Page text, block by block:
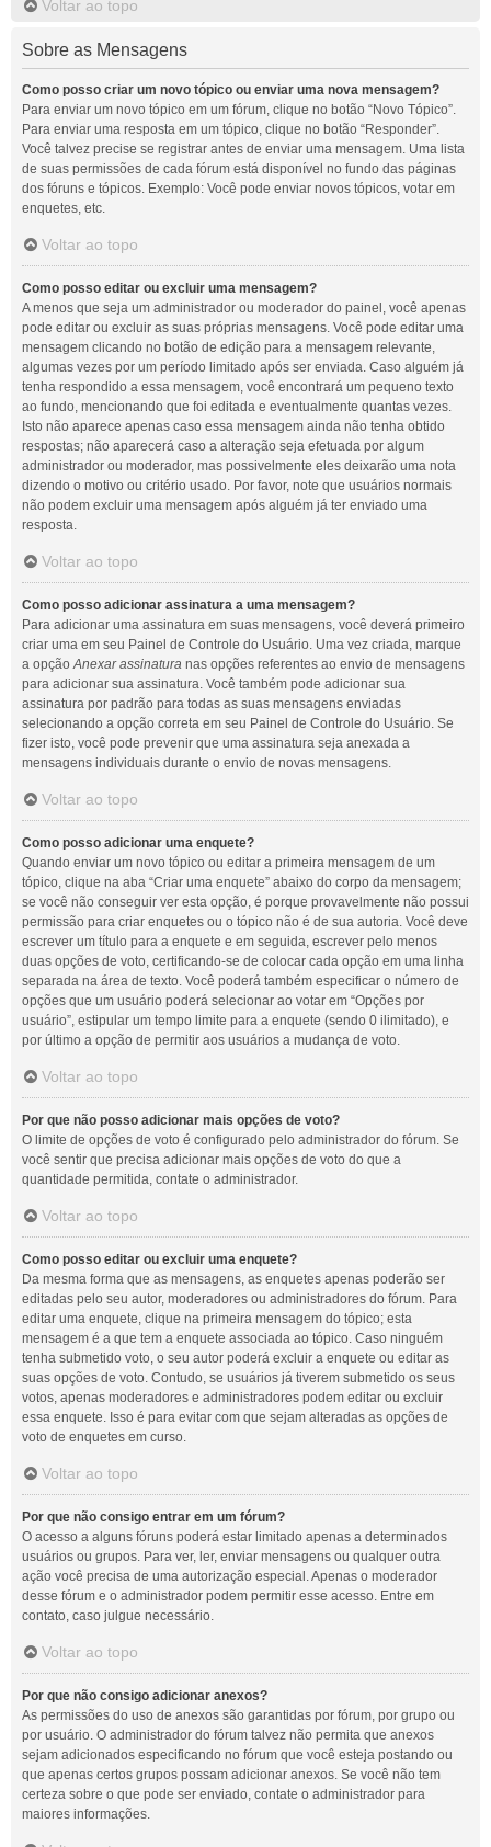
Voltar ao topo
Sobre as Mensagens
Como posso criar um novo tópico ou enviar uma nova mensagem?
Para enviar um novo tópico em um fórum, clique no botão “Novo Tópico”.
Para enviar uma resposta em um tópico, clique no botão “Responder”.
Você talvez precise se registrar antes de enviar uma mensagem. Uma lista
de suas permissões de cada fórum está disponível no fundo das páginas
dos fóruns e tópicos. Exemplo: Você pode enviar novos tópicos, votar em
enquetes, etc.
Voltar ao topo
Como posso editar ou excluir uma mensagem?
A menos que seja um administrador ou moderador do painel, você apenas
pode editar ou excluir as suas próprias mensagens. Você pode editar uma
mensagem clicando no botão de edição para a mensagem relevante,
algumas vezes por um período limitado após ser enviada. Caso alguém já
tenha respondido a essa mensagem, você encontrará um pequeno texto
ao fundo, mencionando que foi editada e eventualmente quantas vezes.
Isto não aparece apenas caso essa mensagem ainda não tenha obtido
respostas; não aparecerá caso a alteração seja efetuada por algum
administrador ou moderador, mas possivelmente eles deixarão uma nota
dizendo o motivo ou critério usado. Por favor, note que usuários normais
não podem excluir uma mensagem após alguém já ter enviado uma
resposta.
Voltar ao topo
Como posso adicionar assinatura a uma mensagem?
Para adicionar uma assinatura em suas mensagens, você deverá primeiro
criar uma em seu Painel de Controle do Usuário. Uma vez criada, marque
a opçãoAnexar assinatura nas opções referentes ao envio de mensagens
para adicionar sua assinatura. Você também pode adicionar sua
assinatura por padrão para todas as suas mensagens enviadas
selecionando a opção correta em seu Painel de Controle do Usuário. Se
fizer isto, você pode prevenir que uma assinatura seja anexada a
mensagens individuais durante o envio de novas mensagens.
Voltar ao topo
Como posso adicionar uma enquete?
Quando enviar um novo tópico ou editar a primeira mensagem de um
tópico, clique na aba “Criar uma enquete” abaixo do corpo da mensagem;
se você não conseguir ver esta opção, é porque provavelmente não possui
permissão para criar enquetes ou o tópico não é de sua autoria. Você deve
escrever um título para a enquete e em seguida, escrever pelo menos
duas opções de voto, certificando-se de colocar cada opção em uma linha
separada na área de texto. Você poderá também especificar o número de
opções que um usuário poderá selecionar ao votar em “Opções por
usuário”, estipular um tempo limite para a enquete (sendo 0 ilimitado), e
por último a opção de permitir aos usuários a mudança de voto.
Voltar ao topo
Por que não posso adicionar mais opções de voto?
O limite de opções de voto é configurado pelo administrador do fórum. Se
você sentir que precisa adicionar mais opções de voto do que a
quantidade permitida, contate o administrador.
Voltar ao topo
Como posso editar ou excluir uma enquete?
Da mesma forma que as mensagens, as enquetes apenas poderão ser
editadas pelo seu autor, moderadores ou administradores do fórum. Para
editar uma enquete, clique na primeira mensagem do tópico; esta
mensagem é a que tem a enquete associada ao tópico. Caso ninguém
tenha submetido voto, o seu autor poderá excluir a enquete ou editar as
suas opções de voto. Contudo, se usuários já tiverem submetido os seus
votos, apenas moderadores e administradores podem editar ou excluir
essa enquete. Isso é para evitar com que sejam alteradas as opções de
voto de enquetes em curso.
Voltar ao topo
Por que não consigo entrar em um fórum?
O acesso a alguns fóruns poderá estar limitado apenas a determinados
usuários ou grupos. Para ver, ler, enviar mensagens ou qualquer outra
ação você precisa de uma autorização especial. Apenas o moderador
desse fórum e o administrador podem permitir esse acesso. Entre em
contato, caso julgue necessário.
Voltar ao topo
Por que não consigo adicionar anexos?
As permissões do uso de anexos são garantidas por fórum, por grupo ou
por usuário. O administrador do fórum talvez não permita que anexos
sejam adicionados especificando no fórum que você esteja postando ou
que apenas certos grupos possam adicionar anexos. Se você não tem
certeza sobre o que pode ser enviado, contate o administrador para
maiores informações.